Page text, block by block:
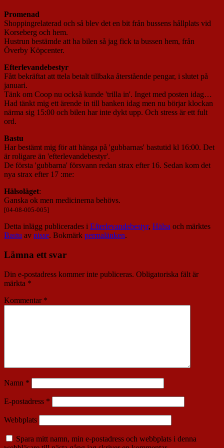
Promenad
Shoppingrelaterad och så blev det en bit från bussens hållplats vid
Korseberg och hem.
Hustrun bestämde att ha bilen så jag fick ta bussen hem, från
Överby Köpcenter.
Efterlevandebestyr
Fått bekräftat att ttela betalt tillbaka återstående pengar, i slutet på
januari.
Tänk om Coop nu också kunde 'trilla in'. Inget med posten idag…
Had tänkt mig ett ärende in till banken idag men nu börjar klockan
närma sig 15:00 och bilen har inte dykt upp. Och stress är ett fult
ord.
Bastu
Har bestämt mig för att hänga på 'gubbarnas' bastutid kl 16:00. Det
är roligare än 'efterlevandebestyr'.
De första 'gubbarna' försvann redan strax efter 16. Sedan kom det
nya strax efter 17 :me:
Hälsoläget:
Ganska ok men medicinerna behövs.
[04-08-005-005]
Detta inlägg publicerades i Efterlevandebestyr, Hälsa och märktes
Bastu av nisse. Bokmärk permalänken.
Lämna ett svar
Din e-postadress kommer inte publiceras. Obligatoriska fält är
märkta *
Kommentar *
Namn *
E-postadress *
Webbplats
Spara mitt namn, min e-postadress och webbplats i denna